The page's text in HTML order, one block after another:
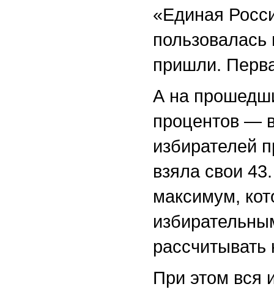
«Единая
пришли.
А на
процентов —
избирателей
взяла свои
максимум,
При этом вся